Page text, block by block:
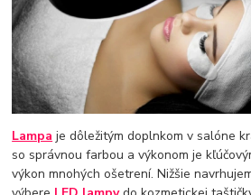
Lampa je dôležitým doplnkom v salóne
so správnou farbou a výkonom je
výkon mnohých ošetrení. Nižšie